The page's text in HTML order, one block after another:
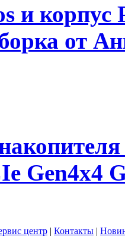
и корпус
от
Gen4х4
центр | Контакты |